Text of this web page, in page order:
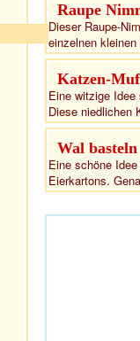
Raupe
Dieser Raupe-
einzelnen
Katzen-
Eine witzige
Diese niedlichen
Wal basteln
Eine schöne
Eierkartons.